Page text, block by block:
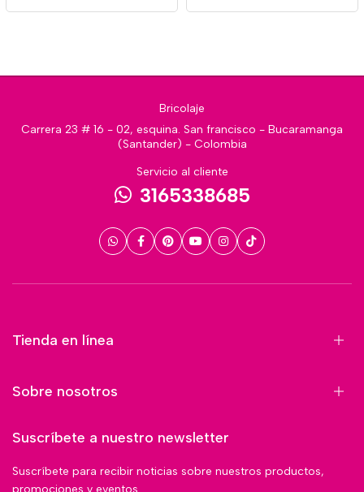
Bricolaje
Carrera 23 # 16 - 02, esquina. San francisco - Bucaramanga
(Santander) - Colombia
Servicio al cliente
3165338685
Tienda en línea
Sobre nosotros
Suscríbete a nuestro newsletter
Suscríbete para recibir noticias sobre nuestros productos,
promociones y eventos.